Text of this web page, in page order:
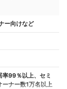
ー向けなど
99％以上、セミ
ナー数1万名以上